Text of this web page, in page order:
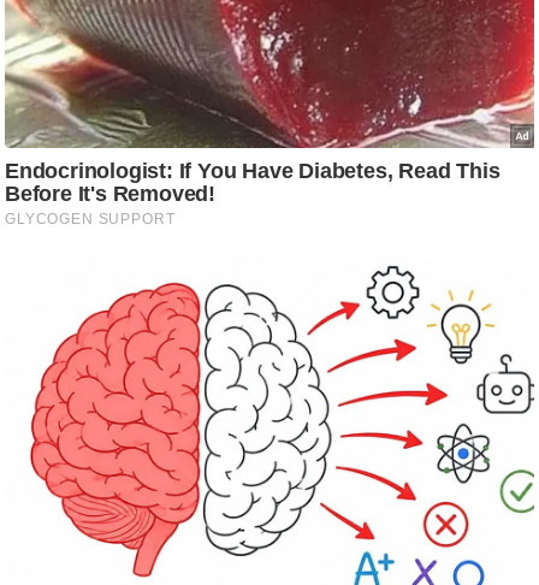
वु
ड
हॉ
वु
ड
फि
B
r
e
a